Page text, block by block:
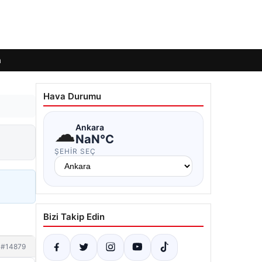
#14879
Hava Durumu
☁Ankara
NaN°C
ŞEHIR SEÇ
Bizi Takip Edin